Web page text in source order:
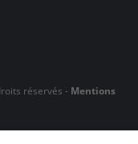
réservés - Mentions